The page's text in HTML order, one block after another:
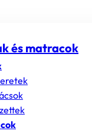
és matracok